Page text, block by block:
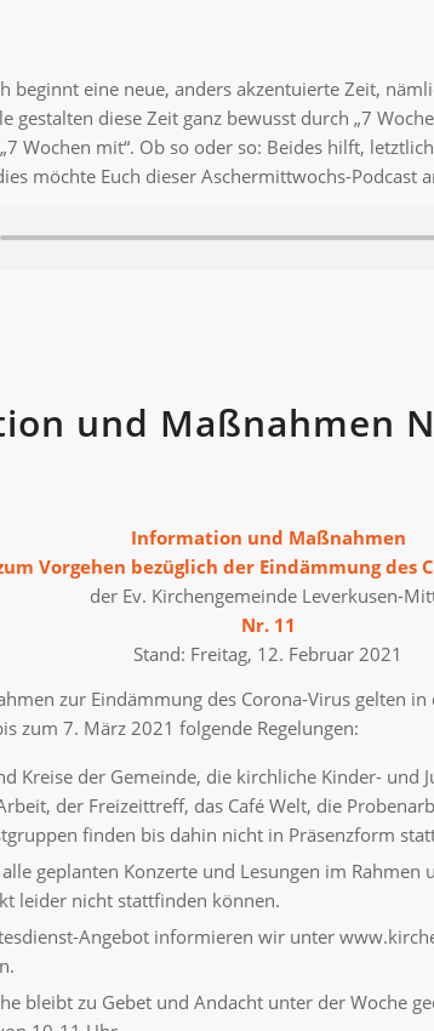
beginnt eine neue, anders akzentuierte Zeit,
gestalten diese Zeit ganz bewusst durch „7
Wochen mit“. Ob so oder so: Beides hilft,
möchte Euch dieser Aschermittwochs-Podcast
und Maßnahmen
Information und Maßnahmen
Vorgehen bezüglich der Eindämmung des
der Ev. Kirchengemeinde Leverkusen-
Nr. 11
Stand: Freitag, 12. Februar 2021
zur Eindämmung des Corona-Virus gelten in
zum 7. März 2021 folgende Regelungen:
Kreise der Gemeinde, die kirchliche Kinder- und
der Freizeittreff, das Café Welt, die
finden bis dahin nicht in Präsenzform
geplanten Konzerte und Lesungen im Rahmen
leider nicht stattfinden können.
Angebot informieren wir unter
bleibt zu Gebet und Andacht unter der Woche